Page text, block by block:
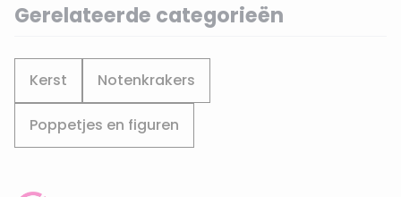
Gerelateerde categorieën
Kerst Notenkrakers
Poppetjes en figuren